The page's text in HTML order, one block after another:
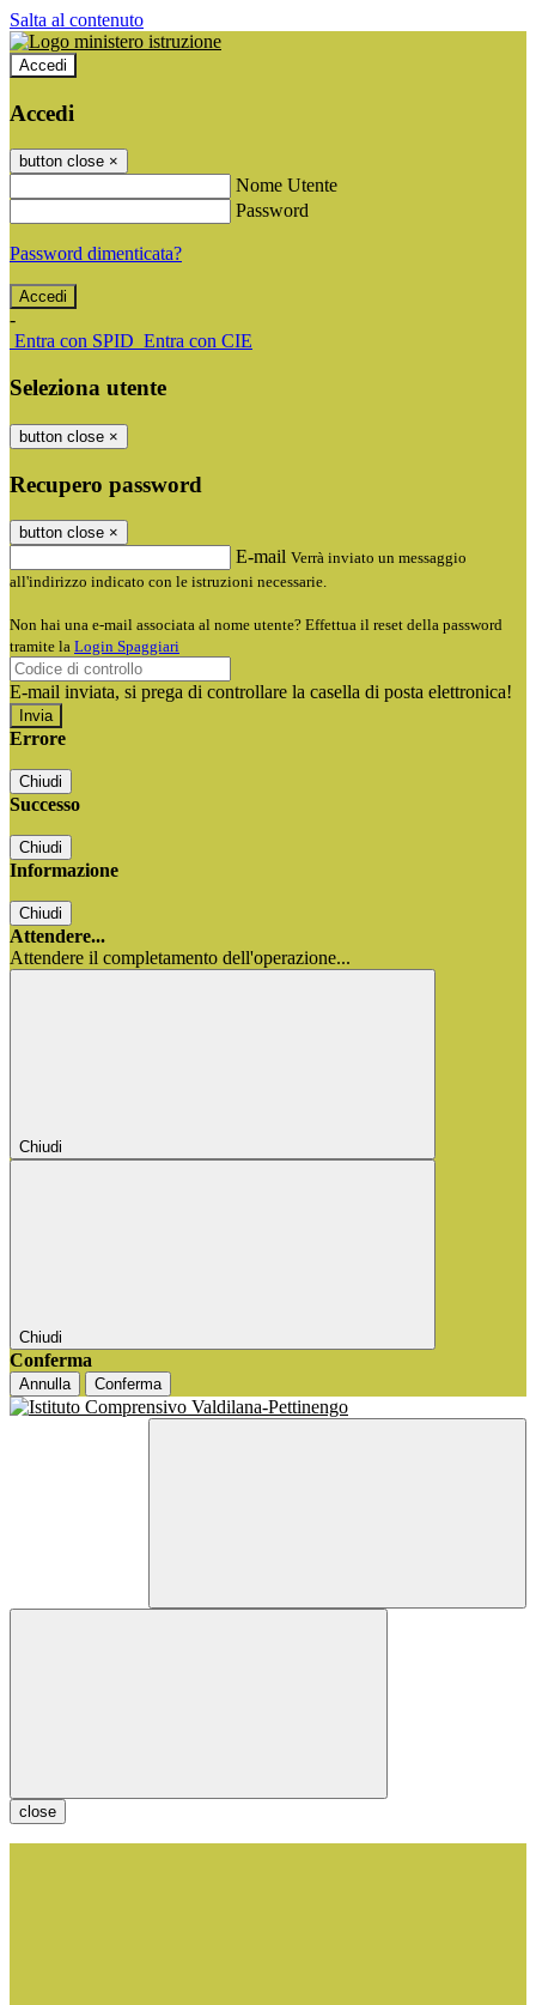
Salta al contenuto
Accedi
Accedi
button close ×
Nome Utente
Password
Password dimenticata?
-
Entra con SPID Entra con CIE
Seleziona utente
button close ×
Recupero password
button close ×
E-mail Verrà inviato un messaggio
all'indirizzo indicato con le istruzioni necessarie.
Non hai una e-mail associata al nome utente? Effettua il reset della password
tramite la Login Spaggiari
E-mail inviata, si prega di controllare la casella di posta elettronica!
Errore
Chiudi
Successo
Chiudi
Informazione
Chiudi
Attendere...
Attendere il completamento dell'operazione...
Chiudi
Chiudi
Conferma
Annulla Conferma
close